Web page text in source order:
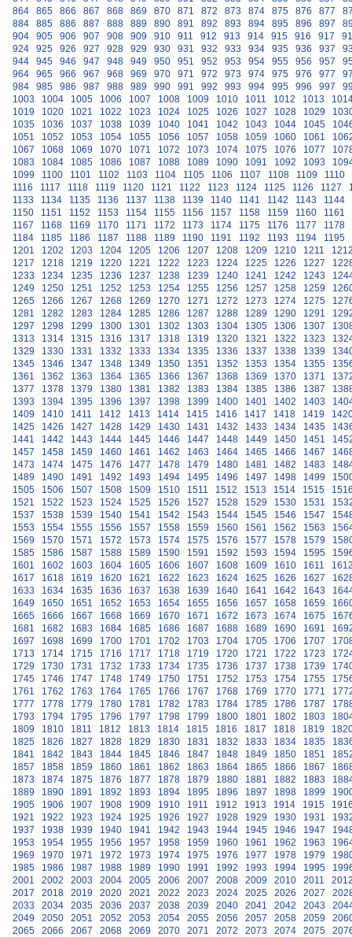
864
865 866 867 868 869 870 871 872 873 874 875 876 877
884
885 886 887 888 889 890 891 892 893 894 895 896 897
904
905 906 907 908 909 910 911 912 913 914 915 916 917
924
925 926 927 928 929 930 931 932 933 934 935 936 937
944
945 946 947 948 949 950 951 952 953 954 955 956 957
964
965 966 967 968 969 970 971 972 973 974 975 976 977
984
985 986 987 988 989 990 991 992 993 994 995 996 997
1003
1004 1005 1006 1007 1008 1009 1010 1011 1012 1013
1019
1020 1021 1022 1023 1024 1025 1026 1027 1028 1029
1035
1036 1037 1038 1039 1040 1041 1042 1043 1044 1045
1051
1052 1053 1054 1055 1056 1057 1058 1059 1060 1061
1067
1068 1069 1070 1071 1072 1073 1074 1075 1076 1077
1083
1084 1085 1086 1087 1088 1089 1090 1091 1092 1093
1099
1100 1101 1102 1103 1104 1105 1106 1107 1108 1109
1110
1116
1117 1118 1119 1120 1121 1122 1123 1124 1125 1126 1127
1133
1134 1135 1136 1137 1138 1139 1140 1141 1142 1143
1144
1150
1151 1152 1153 1154 1155 1156 1157 1158 1159 1160
1161
1167
1168 1169 1170 1171 1172 1173 1174 1175 1176 1177
1178
1184
1185 1186 1187 1188 1189 1190 1191 1192 1193 1194
1195
1201
1202 1203 1204 1205 1206 1207 1208 1209 1210 1211
1217
1218 1219 1220 1221 1222 1223 1224 1225 1226 1227
1233
1234 1235 1236 1237 1238 1239 1240 1241 1242 1243
1249
1250 1251 1252 1253 1254 1255 1256 1257 1258 1259
1265
1266 1267 1268 1269 1270 1271 1272 1273 1274 1275
1281
1282 1283 1284 1285 1286 1287 1288 1289 1290 1291
1297
1298 1299 1300 1301 1302 1303 1304 1305 1306 1307
1313
1314 1315 1316 1317 1318 1319 1320 1321 1322 1323
1329
1330 1331 1332 1333 1334 1335 1336 1337 1338 1339
1345
1346 1347 1348 1349 1350 1351 1352 1353 1354 1355
1361
1362 1363 1364 1365 1366 1367 1368 1369 1370 1371
1377
1378 1379 1380 1381 1382 1383 1384 1385 1386 1387
1393
1394 1395 1396 1397 1398 1399 1400 1401 1402 1403
1409
1410 1411 1412 1413 1414 1415 1416 1417 1418 1419
1425
1426 1427 1428 1429 1430 1431 1432 1433 1434 1435
1441
1442 1443 1444 1445 1446 1447 1448 1449 1450 1451
1457
1458 1459 1460 1461 1462 1463 1464 1465 1466 1467
1473
1474 1475 1476 1477 1478 1479 1480 1481 1482 1483
1489
1490 1491 1492 1493 1494 1495 1496 1497 1498 1499
1505
1506 1507 1508 1509 1510 1511 1512 1513 1514 1515
1521
1522 1523 1524 1525 1526 1527 1528 1529 1530 1531
1537
1538 1539 1540 1541 1542 1543 1544 1545 1546 1547
1553
1554 1555 1556 1557 1558 1559 1560 1561 1562 1563
1569
1570 1571 1572 1573 1574 1575 1576 1577 1578 1579
1585
1586 1587 1588 1589 1590 1591 1592 1593 1594 1595
1601
1602 1603 1604 1605 1606 1607 1608 1609 1610 1611
1617
1618 1619 1620 1621 1622 1623 1624 1625 1626 1627
1633
1634 1635 1636 1637 1638 1639 1640 1641 1642 1643
1649
1650 1651 1652 1653 1654 1655 1656 1657 1658 1659
1665
1666 1667 1668 1669 1670 1671 1672 1673 1674 1675
1681
1682 1683 1684 1685 1686 1687 1688 1689 1690 1691
1697
1698 1699 1700 1701 1702 1703 1704 1705 1706 1707
1713
1714 1715 1716 1717 1718 1719 1720 1721 1722 1723
1729
1730 1731 1732 1733 1734 1735 1736 1737 1738 1739
1745
1746 1747 1748 1749 1750 1751 1752 1753 1754 1755
1761
1762 1763 1764 1765 1766 1767 1768 1769 1770 1771
1777
1778 1779 1780 1781 1782 1783 1784 1785 1786 1787
1793
1794 1795 1796 1797 1798 1799 1800 1801 1802 1803
1809
1810 1811 1812 1813 1814 1815 1816 1817 1818 1819
1825
1826 1827 1828 1829 1830 1831 1832 1833 1834 1835
1841
1842 1843 1844 1845 1846 1847 1848 1849 1850 1851
1857
1858 1859 1860 1861 1862 1863 1864 1865 1866 1867
1873
1874 1875 1876 1877 1878 1879 1880 1881 1882 1883
1889
1890 1891 1892 1893 1894 1895 1896 1897 1898 1899
1905
1906 1907 1908 1909 1910 1911 1912 1913 1914 1915
1921
1922 1923 1924 1925 1926 1927 1928 1929 1930 1931
1937
1938 1939 1940 1941 1942 1943 1944 1945 1946 1947
1953
1954 1955 1956 1957 1958 1959 1960 1961 1962 1963
1969
1970 1971 1972 1973 1974 1975 1976 1977 1978 1979
1985
1986 1987 1988 1989 1990 1991 1992 1993 1994 1995
2001
2002 2003 2004 2005 2006 2007 2008 2009 2010 2011
2017
2018 2019 2020 2021 2022 2023 2024 2025 2026 2027
2033
2034 2035 2036 2037 2038 2039 2040 2041 2042 2043
2049
2050 2051 2052 2053 2054 2055 2056 2057 2058 2059
2065
2066 2067 2068 2069 2070 2071 2072 2073 2074 2075